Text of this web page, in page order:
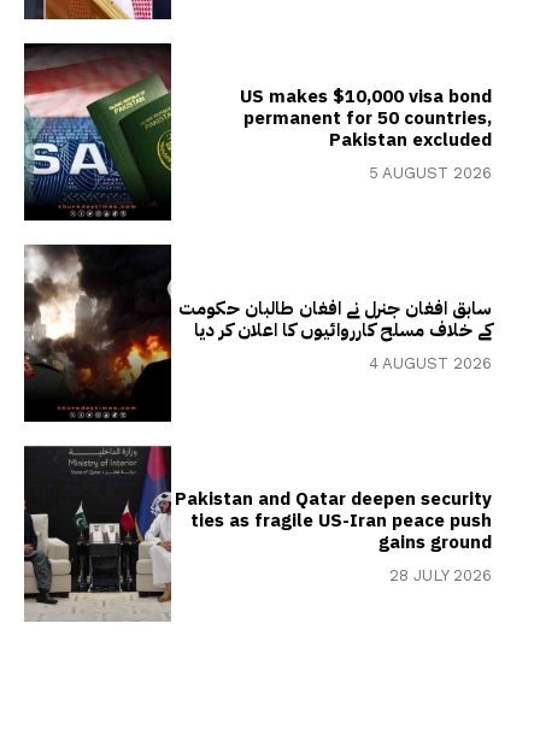
US makes $10,000 visa bond
permanent for 50 countries,
Pakistan excluded
5 AUGUST 2026
سابق افغان جنرل نے افغان طالبان حکومت
کے خلاف مسلح کارروائیوں کا اعلان کر دیا
4 AUGUST 2026
Pakistan and Qatar deepen security
ties as fragile US-Iran peace push
gains ground
28 JULY 2026